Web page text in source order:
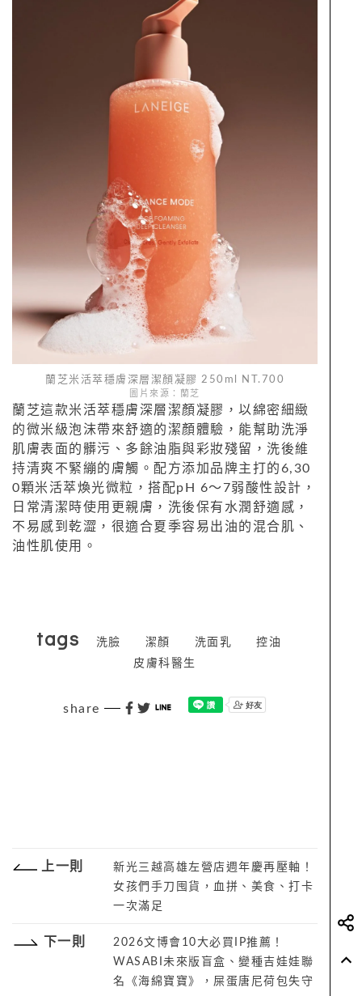
蘭芝米活萃穩膚深層潔顏凝膠 250ml NT.700
圖片來源：蘭芝
蘭芝這款米活萃穩膚深層潔顏凝膠，以綿密細緻
的微米級泡沫帶來舒適的潔顏體驗，能幫助洗淨
肌膚表面的髒污、多餘油脂與彩妝殘留，洗後維
持清爽不緊繃的膚觸。配方添加品牌主打的6,30
0顆米活萃煥光微粒，搭配pH 6～7弱酸性設計，
日常清潔時使用更親膚，洗後保有水潤舒適感，
不易感到乾澀，很適合夏季容易出油的混合肌、
油性肌使用。
tags 洗臉 潔顏 洗面乳
控油
皮膚科醫生
share
上一則
新光三越高雄左營店週年慶再壓軸！
女孩們手刀囤貨，血拼、美食、打卡
一次滿足
下一則
2026文博會10大必買IP推薦！
WASABI未來版盲盒、變種吉娃娃聯
名《海綿寶寶》，屎蛋唐尼荷包失守